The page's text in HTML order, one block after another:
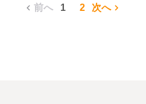
前へ 1 2 次へ